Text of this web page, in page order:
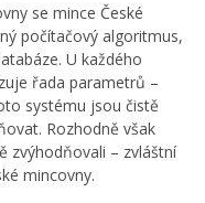
se mince České
počítačový algoritmus,
U každého
řada parametrů –
systému jsou čistě
Rozhodně však
zvýhodňovali – zvláštní
mincovny.